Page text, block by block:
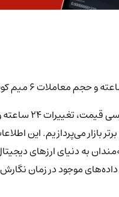
در گزارش روزانه به بررسی قیمت،
برتر بازار می‌پردازیم. این
به دنیای ارزهای
موجود در زمان